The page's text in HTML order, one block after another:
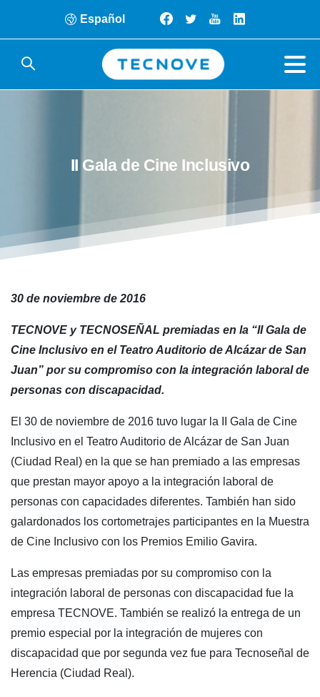
Español
II Gala de Cine Inclusivo
30 de noviembre de 2016
TECNOVE y TECNOSEÑAL premiadas en la “II Gala de
Cine Inclusivo en el Teatro Auditorio de Alcázar de San
Juan” por su compromiso con la integración laboral de
personas con discapacidad.
El 30 de noviembre de 2016 tuvo lugar la II Gala de Cine
Inclusivo en el Teatro Auditorio de Alcázar de San Juan
(Ciudad Real) en la que se han premiado a las empresas
que prestan mayor apoyo a la integración laboral de
personas con capacidades diferentes. También han sido
galardonados los cortometrajes participantes en la Muestra
de Cine Inclusivo con los Premios Emilio Gavira.
Las empresas premiadas por su compromiso con la
integración laboral de personas con discapacidad fue la
empresa TECNOVE. También se realizó la entrega de un
premio especial por la integración de mujeres con
discapacidad que por segunda vez fue para Tecnoseñal de
Herencia (Ciudad Real).